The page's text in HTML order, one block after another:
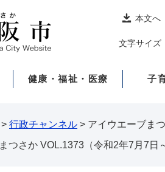
本文へ
文字サイズ
健康・福祉・医療 子
> 行政チャンネル > アイウエーブま
つさか VOL.1373（令和2年7月7日